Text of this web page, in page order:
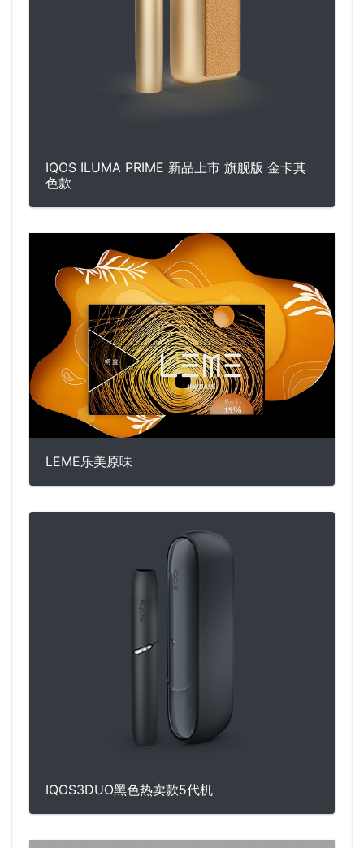
IQOS ILUMA PRIME 新品上市 旗舰版 金卡其
色款
LEME乐美原味
IQOS3DUO黑色热卖款5代机